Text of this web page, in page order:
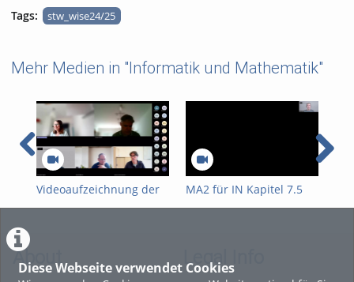
Diese Webseite verwendet Cookies
Tags:
stw_wise24/25
Mehr Medien in "Informatik und Mathematik"
Videoaufzeichnung der
FWPM-
MA2 für IN Kapitel 7.5
Mehrdimensionale
About Legal Info